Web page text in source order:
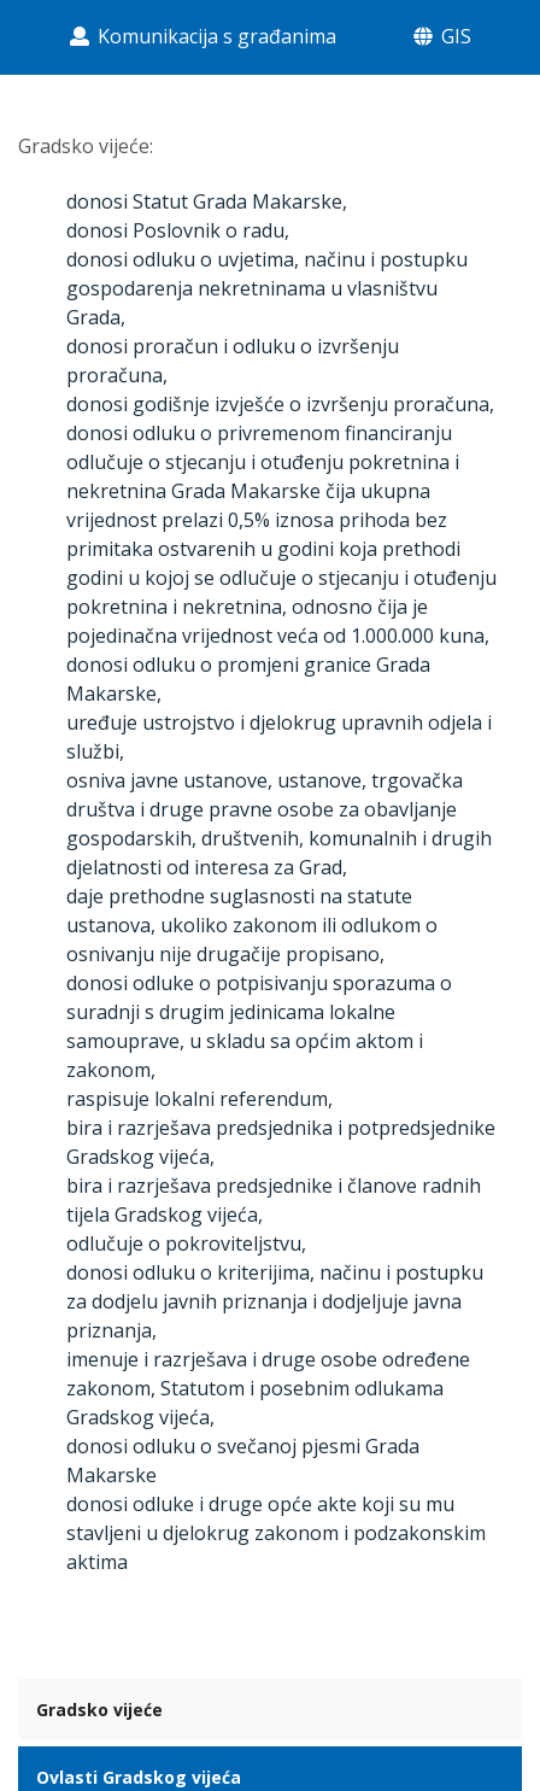
Komunikacija s građanima GIS
Gradsko vijeće:
donosi Statut Grada Makarske,
donosi Poslovnik o radu,
donosi odluku o uvjetima, načinu i postupku
gospodarenja nekretninama u vlasništvu
Grada,
donosi proračun i odluku o izvršenju
proračuna,
donosi godišnje izvješće o izvršenju proračuna,
donosi odluku o privremenom financiranju
odlučuje o stjecanju i otuđenju pokretnina i
nekretnina Grada Makarske čija ukupna
vrijednost prelazi 0,5% iznosa prihoda bez
primitaka ostvarenih u godini koja prethodi
godini u kojoj se odlučuje o stjecanju i otuđenju
pokretnina i nekretnina, odnosno čija je
pojedinačna vrijednost veća od 1.000.000 kuna,
donosi odluku o promjeni granice Grada
Makarske,
uređuje ustrojstvo i djelokrug upravnih odjela i
službi,
osniva javne ustanove, ustanove, trgovačka
društva i druge pravne osobe za obavljanje
gospodarskih, društvenih, komunalnih i drugih
djelatnosti od interesa za Grad,
daje prethodne suglasnosti na statute
ustanova, ukoliko zakonom ili odlukom o
osnivanju nije drugačije propisano,
donosi odluke o potpisivanju sporazuma o
suradnji s drugim jedinicama lokalne
samouprave, u skladu sa općim aktom i
zakonom,
raspisuje lokalni referendum,
bira i razrješava predsjednika i potpredsjednike
Gradskog vijeća,
bira i razrješava predsjednike i članove radnih
tijela Gradskog vijeća,
odlučuje o pokroviteljstvu,
donosi odluku o kriterijima, načinu i postupku
za dodjelu javnih priznanja i dodjeljuje javna
priznanja,
imenuje i razrješava i druge osobe određene
zakonom, Statutom i posebnim odlukama
Gradskog vijeća,
donosi odluku o svečanoj pjesmi Grada
Makarske
donosi odluke i druge opće akte koji su mu
stavljeni u djelokrug zakonom i podzakonskim
aktima
Gradsko vijeće
Ovlasti Gradskog vijeća